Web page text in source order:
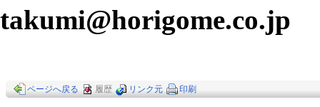
takumi@horigome.co.jp
ページへ戻る 履歴 リンク元 印刷